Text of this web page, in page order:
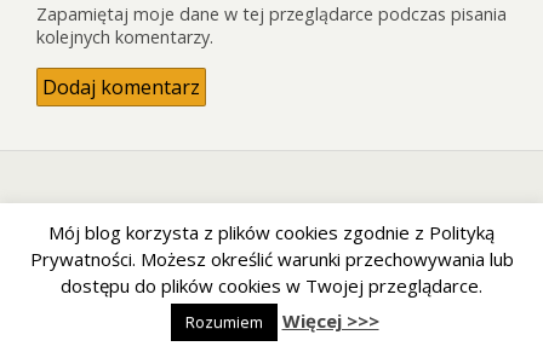
Zapamiętaj moje dane w tej przeglądarce podczas pisania
kolejnych komentarzy.
Back to top
Mobile Desktop
Mój blog korzysta z plików cookies zgodnie z Polityką
Prywatności. Możesz określić warunki przechowywania lub
dostępu do plików cookies w Twojej przeglądarce.
Rozumiem Więcej >>>